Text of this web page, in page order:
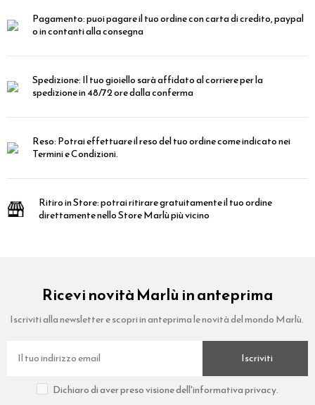
Pagamento:puoi pagare il tuo ordine con carta di credito, paypal
o in contanti alla consegna
Spedizione:Il tuo gioiello sarà affidato al corriere per la
spedizione in 48/72 ore dalla conferma
Reso:Potrai effettuare il reso del tuo ordine come indicato nei
Termini e Condizioni.
Ritiro in Store:potrai ritirare gratuitamente il tuo ordine
direttamente nello Store Marlù più vicino
Ricevi novità Marlù in anteprima
Iscriviti alla newsletter e scopri in anteprima le novità del mondo Marlù.
Iscriviti
Dichiaro di aver preso visione dell'informativa privacy.